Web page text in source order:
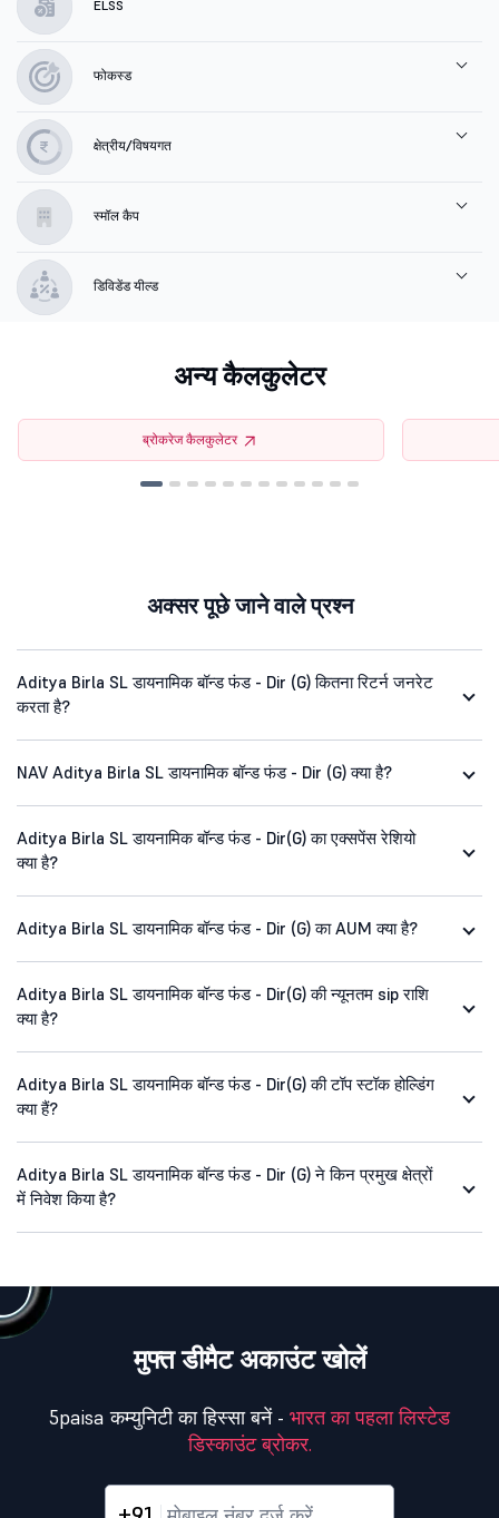
ELSS
फोकस्ड
क्षेत्रीय/विषयगत
स्मॉल कैप
डिविडेंड यील्ड
अन्य कैलकुलेटर
ब्रोकरेज कैलकुलेटर
अक्सर पूछे जाने वाले प्रश्न
Aditya Birla SL डायनामिक बॉन्ड फंड - Dir (G) कितना रिटर्न जनरेट
करता है?
NAV Aditya Birla SL डायनामिक बॉन्ड फंड - Dir (G) क्या है?
Aditya Birla SL डायनामिक बॉन्ड फंड - Dir(G) का एक्सपेंस रेशियो
क्या है?
Aditya Birla SL डायनामिक बॉन्ड फंड - Dir (G) का AUM क्या है?
Aditya Birla SL डायनामिक बॉन्ड फंड - Dir(G) की न्यूनतम sip राशि
क्या है?
Aditya Birla SL डायनामिक बॉन्ड फंड - Dir(G) की टॉप स्टॉक होल्डिंग
क्या हैं?
Aditya Birla SL डायनामिक बॉन्ड फंड - Dir (G) ने किन प्रमुख क्षेत्रों
में निवेश किया है?
मुफ्त डीमैट अकाउंट खोलें
5paisa कम्युनिटी का हिस्सा बनें - भारत का पहला लिस्टेड
डिस्काउंट ब्रोकर.